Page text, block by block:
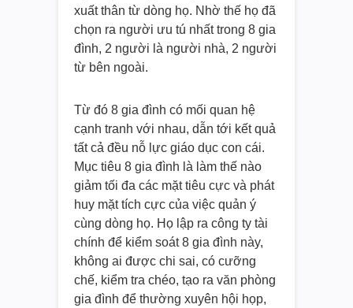
xuất thân từ dòng họ. Nhờ thế họ đã
chọn ra người ưu tú nhất trong 8 gia
đình, 2 người là người nhà, 2 người
từ bên ngoài.
Từ đó 8 gia đình có mối quan hệ
cạnh tranh với nhau, dẫn tới kết quả
tất cả đều nỗ lực giáo dục con cái.
Mục tiêu 8 gia đình là làm thế nào
giảm tối đa các mặt tiêu cực và phát
huy mặt tích cực của việc quản ý
cùng dòng họ. Họ lập ra công ty tài
chính để kiểm soát 8 gia đình này,
không ai được chi sai, có cưỡng
chế, kiểm tra chéo, tạo ra văn phòng
gia đình để thường xuyên hội họp,